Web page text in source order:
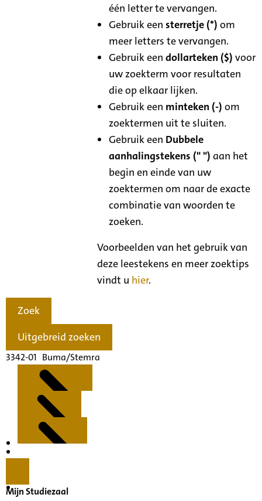
één letter te vervangen.
Gebruik eensterretje (*) om
meer letters te vervangen.
Gebruik eendollarteken ($) voor
uw zoekterm voor resultaten
die op elkaar lijken.
Gebruik een minteken (-) om
zoektermen uit te sluiten.
Gebruik een Dubbele
aanhalingstekens (" ") aan het
begin en einde van uw
zoektermen om naar de exacte
combinatie van woorden te
zoeken.
Voorbeelden van het gebruik van
deze leestekens en meer zoektips
vindt u hier.
Zoek
Uitgebreid zoeken
3342-01 Buma/Stemra
Inventaris
Mijn Studiezaal